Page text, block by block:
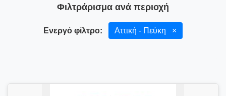
Φιλτράρισμα ανά περιοχή
Ενεργό φίλτρο: Αττική - Πεύκη ×